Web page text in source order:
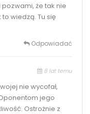
że tak nie
wiedzą. Tu się
Odpowiadać
8 lat temu
nie wycofał,
jego
Ostrożnie z